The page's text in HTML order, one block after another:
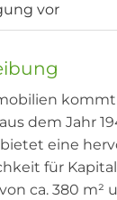
vor
dem Jahr
eine
für
ca. 380 m²